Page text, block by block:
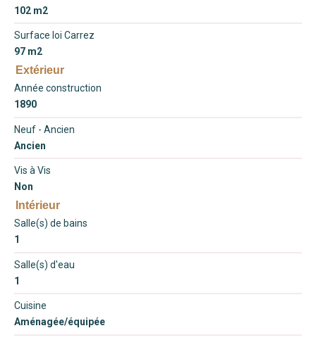
102 m2
Surface loi Carrez
97 m2
Extérieur
Année construction
1890
Neuf - Ancien
Ancien
Vis à Vis
Non
Intérieur
Salle(s) de bains
1
Salle(s) d'eau
1
Cuisine
Aménagée/équipée